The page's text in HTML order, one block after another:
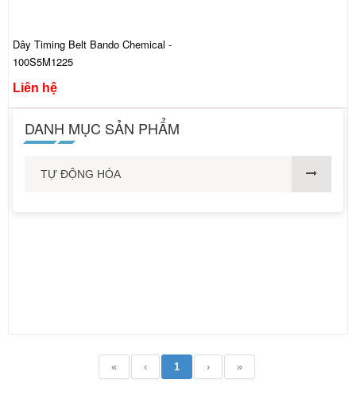
Dây Timing Belt Bando Chemical -
100S5M1225
Liên hệ
DANH MỤC SẢN PHẨM
TỰ ĐỘNG HÓA
« ‹ 1 › »